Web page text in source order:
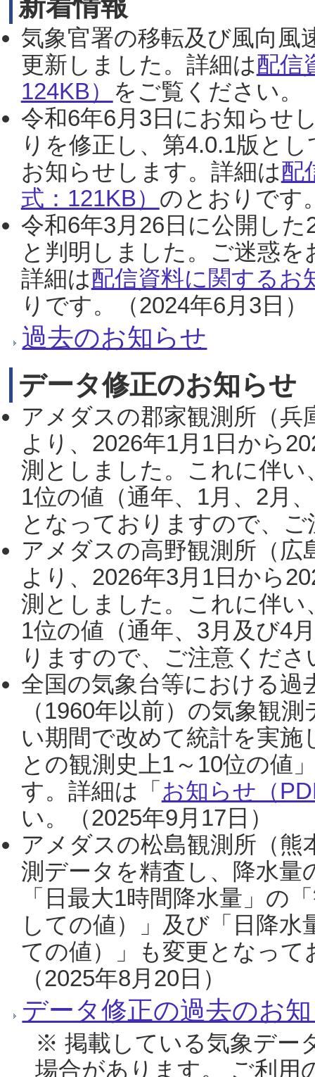
新着情報
気象官署の移転及び風向風
更新しました。詳細は配信
124KB） をご覧ください。
令和6年6月3日にお知らせ
りを修正し、第4.0.1版と
お知らせします。詳細は配
式：121KB） のとおりです
令和6年3月26日に公開し
と判明しました。ご迷惑
詳細は配信資料に関するお
りです。（2024年6月3日）
過去のお知らせ
データ修正のお知らせ
アメダスの郡家観測所（
より、2026年1月1日から
測としました。これに伴い
1位の値（通年、1月、2月
となっておりますので、
アメダスの高野観測所（
より、2026年3月1日から
測としました。これに伴い
1位の値（通年、3月及び4
りますので、ご注意くだ
全国の気象台等における過
（1960年以前）の気象観
い期間で改めて統計を実
との観測史上1～10位の値
す。詳細は「 お知らせ（
い。（2025年9月17日）
アメダスの松島観測所（熊
測データを精査し、降水
「日最大1時間降水量」の
しての値）」及び「日降
ての値）」も変更となっ
（2025年8月20日）
データ修正の過去のお
※ 掲載している気象デー
場合があります。 ご利用